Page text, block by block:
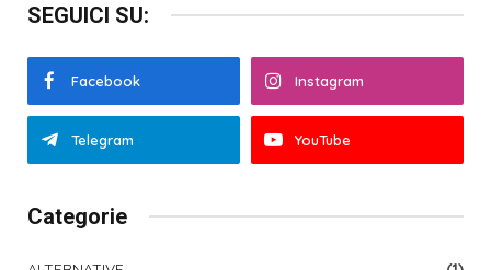
SEGUICI SU:
Facebook Instagram
Telegram YouTube
Categorie